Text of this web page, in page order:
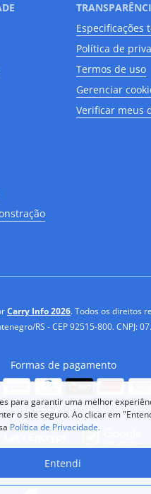
Especificações
Política de
Termos de uso
Gerenciar
Verificar meus
Carry Info 2026. Todos os direitos
RS - CEP 92515-800. CNPJ:
Formas de pagamento
Segurança
para garantir uma melhor
o site seguro. Ao clicar em
Política de Privacidade.
Entendi